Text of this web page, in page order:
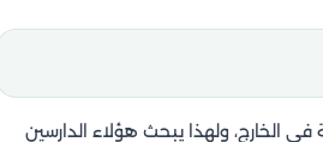
في الخارج، ولهذا يبحث هؤلاء الدارسين